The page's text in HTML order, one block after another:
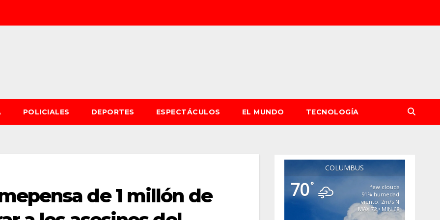
POLICIALES DEPORTES ESPECTÁCULOS EL MUNDO TECNOLOGÍA
de 1 millón de
COLUMBUS
70°
few clouds
91% humedad
viento: 2m/s N
MAX 72 • MIN 68